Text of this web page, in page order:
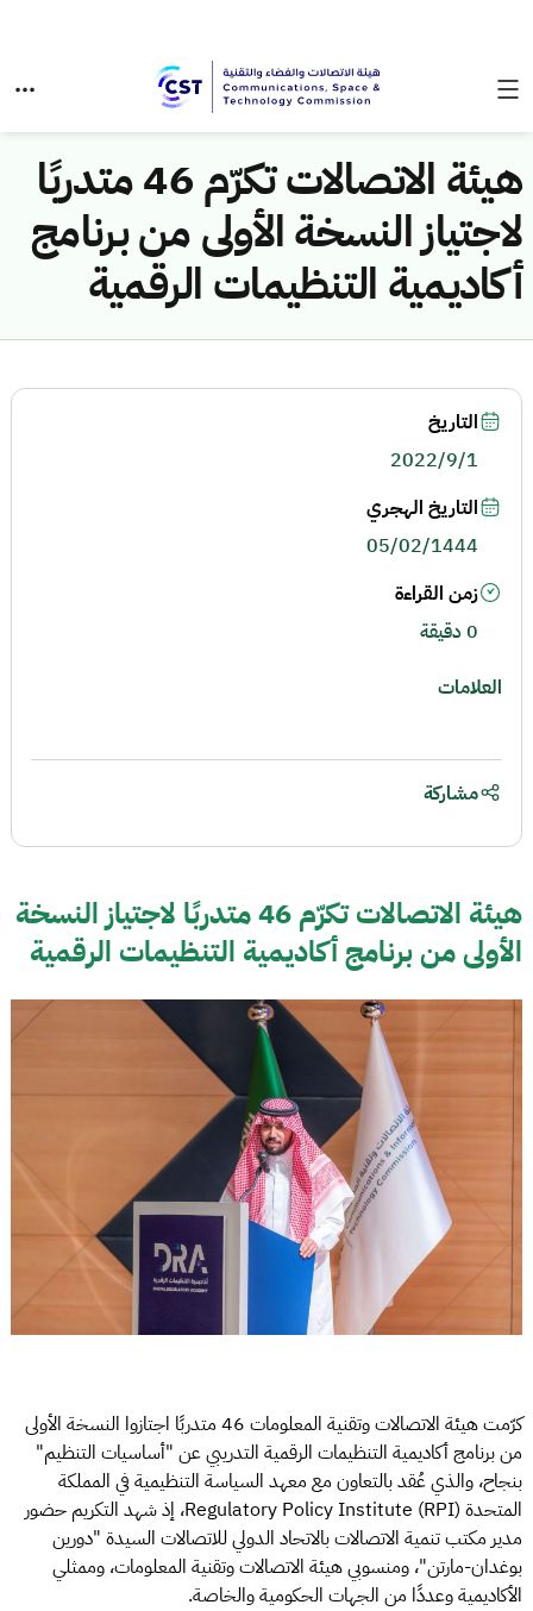
هيئة الاتصالات تكرّم 46 متدربًا
لاجتياز النسخة الأولى من برنامج
أكاديمية التنظيمات الرقمية
هيئة الاتصالات تكرّم 46 متدربًا لاجتياز النسخة
الأولى من برنامج أكاديمية التنظيمات الرقمية
كرّمت هيئة الاتصالات وتقنية المعلومات 46 متدربًا اجتازوا النسخة الأولى
من برنامج أكاديمية التنظيمات الرقمية التدريبي عن "أساسيات التنظيم"
بنجاح، والذي عُقد بالتعاون مع معهد السياسة التنظيمية في المملكة
المتحدة Regulatory Policy Institute (RPI)، إذ شهد التكريم حضور
مدير مكتب تنمية الاتصالات بالاتحاد الدولي للاتصالات السيدة "دورين
بوغدان-مارتن"، ومنسوبي هيئة الاتصالات وتقنية المعلومات، وممثلي
الأكاديمية وعددًا من الجهات الحكومية والخاصة.
التاريخ
2022/9/1
التاريخ الهجري
05/02/1444
زمن القراءة
0 دقيقة
العلامات
مشاركة